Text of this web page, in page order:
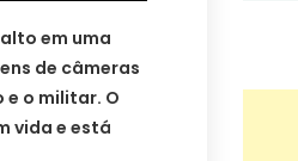
em uma
de câmeras
o militar. O
vida e está